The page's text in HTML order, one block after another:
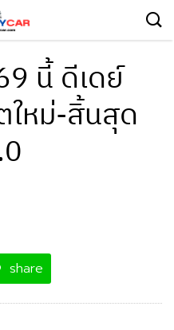
นี้ ดีเดย์
ใหม่-สิ้นสุด
share